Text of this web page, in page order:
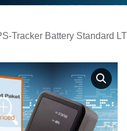
Tracker Battery Standard